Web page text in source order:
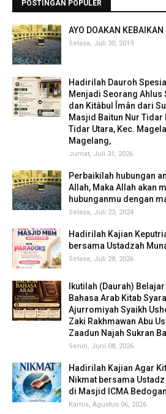
POSTINGAN POPULER
AYO DOAKAN
Selasa, Juli 30, 2019
Hadirilah Dauroh
Menjadi Seorang Ahlus
dan Kitâbul Îmân dari
Masjid Baitun Nur
Tidar Utara, Kec.
Magelang,
Jumat, Juli 31, 2026
Perbaikilah hubungan
Allah, Maka Allah akan
hubunganmu dengan
Selasa, Juli 23, 2024
Hadirilah Kajian
bersama Ustadzah
Selasa, Juli 28, 2026
Ikutilah (Daurah)
Bahasa Arab Kitab
Ajurromiyah Syaikh
Zaki Rakhmawan Abu
Zaadun Najah Sukran
Senin, Juni 08, 2026
Hadirilah Kajian Agar
Nikmat bersama
di Masjid ICMA
Kamis, Agustus 06, 2026